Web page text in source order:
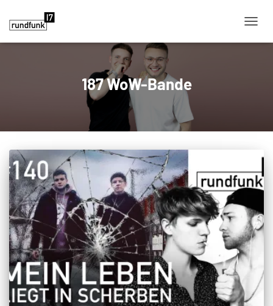
187 WoW-Bande